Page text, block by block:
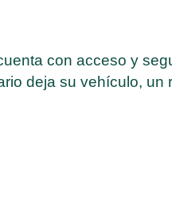
con acceso y
deja su vehículo, un